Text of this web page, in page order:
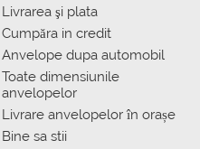
Livrarea şi plata
Сumpăra in credit
Anvelope dupa automobil
Toate dimensiunile
anvelopelor
Livrare anvelopelor în orașe
Bine sa stii